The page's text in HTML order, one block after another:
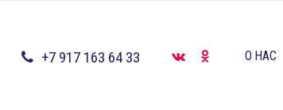
+7 917 163 64 33 О НАС